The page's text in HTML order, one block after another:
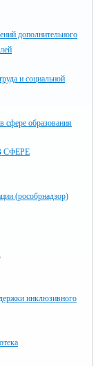
дополнительного
и социальной
сфере образования
СФЕРЕ
(рособрнадзор)
инклюзивного